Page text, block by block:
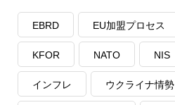
EBRD EU加盟プロセス
KFOR NATO NIS
インフレ ウクライナ情勢